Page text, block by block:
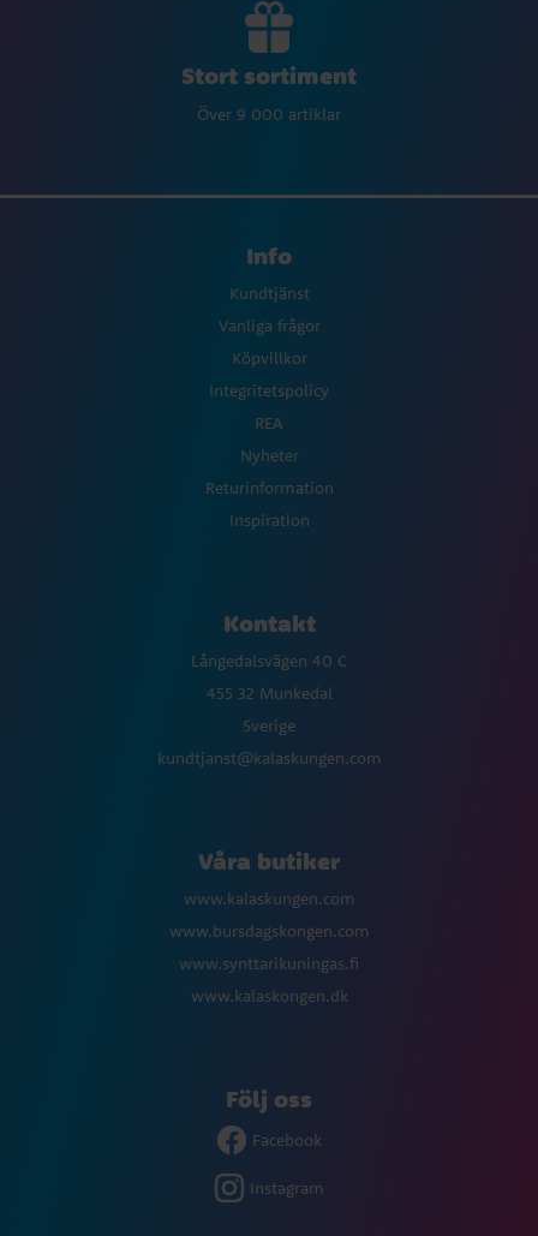
Stort sortiment
Över 9 000 artiklar
Info
Kundtjänst
Vanliga frågor
Köpvillkor
Integritetspolicy
REA
Nyheter
Returinformation
Inspiration
Kontakt
Långedalsvägen 40 C
455 32 Munkedal
Sverige
kundtjanst@kalaskungen.com
Våra butiker
www.kalaskungen.com
www.bursdagskongen.com
www.synttarikuningas.fi
www.kalaskongen.dk
Följ oss
Facebook
Instagram